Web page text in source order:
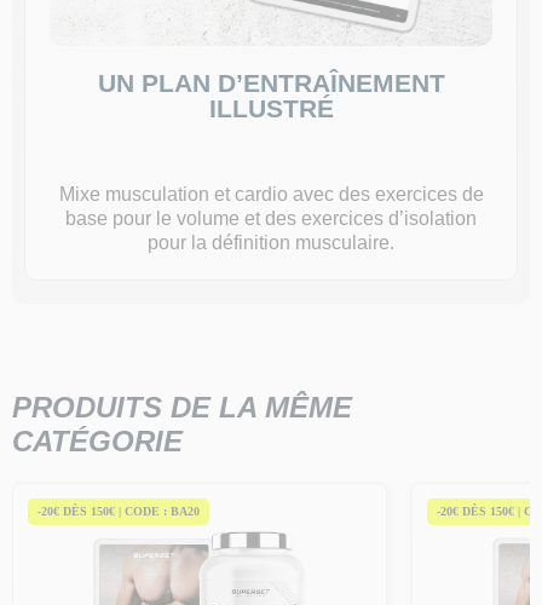
UN PLAN D’ENTRAÎNEMENT
ILLUSTRÉ
Mixe musculation et cardio avec des exercices de
base pour le volume et des exercices d’isolation
pour la définition musculaire.
PRODUITS DE LA MÊME
CATÉGORIE
-20€ DÈS 150€ | CODE : BA20 -20€ DÈS 150€ |